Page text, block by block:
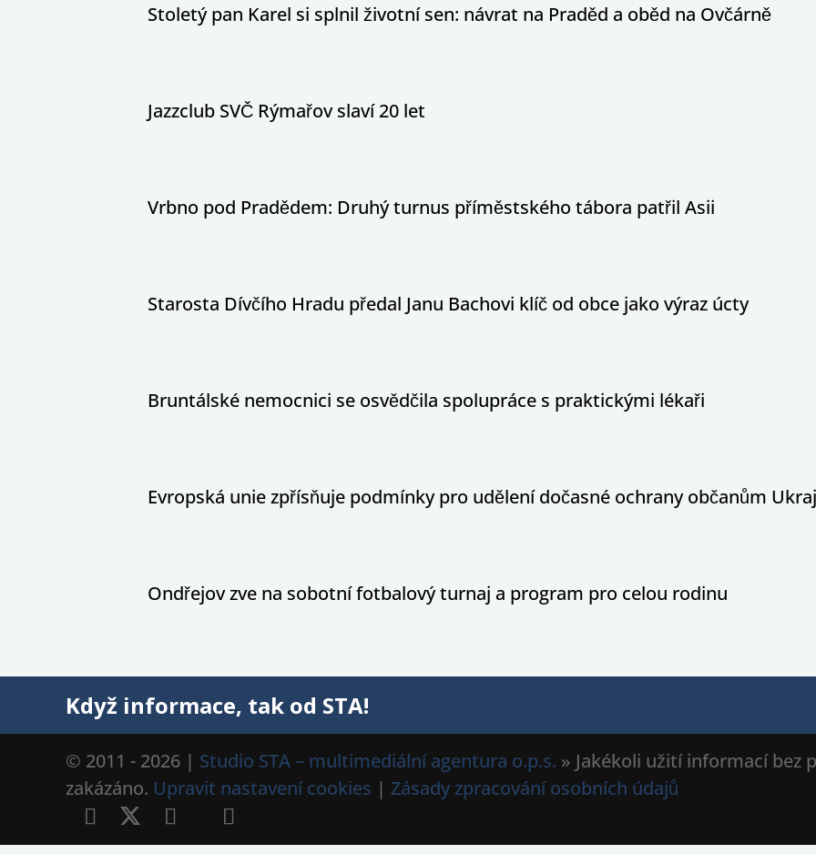
Stoletý pan Karel si splnil životní sen: návrat na Praděd a oběd na Ovčárně
Jazzclub SVČ Rýmařov slaví 20 let
Vrbno pod Pradědem: Druhý turnus příměstského tábora patřil Asii
Starosta Dívčího Hradu předal Janu Bachovi klíč od obce jako výraz úcty
Bruntálské nemocnici se osvědčila spolupráce s praktickými lékaři
Evropská unie zpřísňuje podmínky pro udělení dočasné ochrany občanům
Ondřejov zve na sobotní fotbalový turnaj a program pro celou rodinu
Když informace, tak od STA!
© 2011 - 2026 | Studio STA – multimediální agentura o.p.s. » Jakékoli užití informací bez
zakázáno. Upravit nastavení cookies | Zásady zpracování osobních údajů